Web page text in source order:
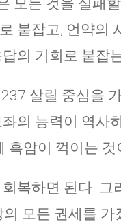
모든 것을 실패
붙잡고, 언약의
의 기회로 붙잡
살릴 중심을
의 능력이 역사
흑암이 꺽이는 것
복하면 된다. 그
의 모든 권세를 가